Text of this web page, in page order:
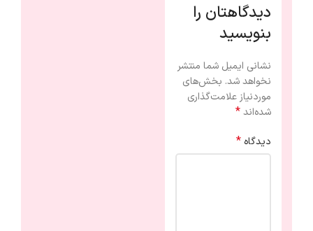
دیدگاهتان را
بنویسید
نشانی ایمیل شما منتشر
نخواهد شد. بخش‌های
موردنیاز علامت‌گذاری
شده‌اند*
دیدگاه *